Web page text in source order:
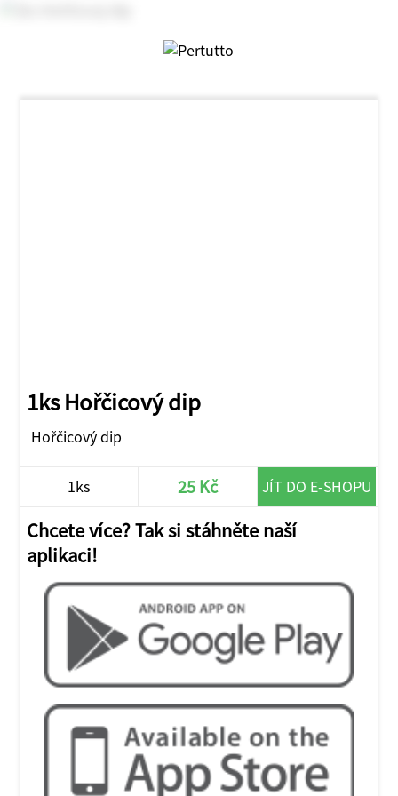
1ks Hořčicový dip
Hořčicový dip
1ks 25 Kč JÍT DO E-SHOPU
Chcete více? Tak si stáhněte naší
aplikaci!